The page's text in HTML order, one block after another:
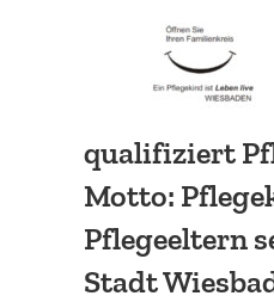
quali­fi­ziert
Motto:
Pflege­eltern
Stadt